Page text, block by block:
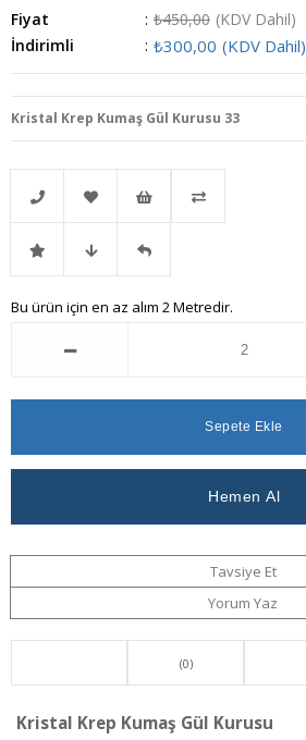
Fiyat
: ₺450,00 (KDV Dahil)
İndirimli
: ₺300,00 (KDV Dahil)
Kristal Krep Kumaş Gül Kurusu 33
Telefonla
Sipariş
Favorilere
Ekle
İstek
Listeme
İndirimli Fiyat
Ver
Gelince
Bu ürün için en az alım 2 Metredir.
Tavsiye Et
Yorum Yaz
(0)
Kristal Krep Kumaş Gül Kurusu